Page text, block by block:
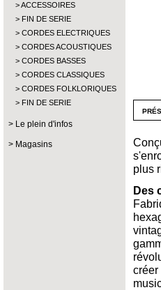
ACCESSOIRES
FIN DE SERIE
CORDES ELECTRIQUES
CORDES ACOUSTIQUES
CORDES BASSES
CORDES CLASSIQUES
CORDES FOLKLORIQUES
FIN DE SERIE
Le plein d'infos
Magasins
plus
Des
créer